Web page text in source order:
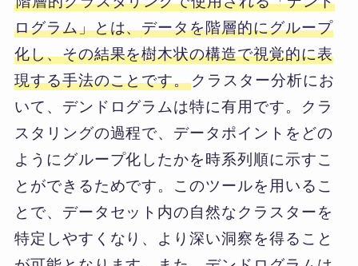
ログラム」とは、データを階層的にグループ
化し、その結果を樹木状の構造で視覚的に表
現する手法のことです。クラスター分析にお
いて、デンドログラムは特に有用です。クラ
スタリングの過程で、データポイントをどの
ようにグループ化したかを時系列順に示すこ
とができるためです。このツールを用いるこ
とで、データセット内の自然なクラスターを
特定しやすくなり、より深い洞察を得ること